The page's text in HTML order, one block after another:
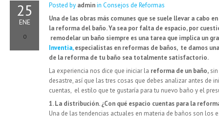
25
ENE
0
Posted by adminin Consejos de Reformas
Una de las obras más comunes que se suele llevar a cabo
la reforma del baño. Ya sea por falta de espacio, por
remodelar un baño siempre es una tarea que implica un
Inventia,especialistas en reformas de baños, te damos
de la reforma de tu baño sea totalmente satisfactorio.
La experiencia nos dice que iniciar la reforma de un baño,
desastre, así que las tres cosas que debes analizar antes de
cuentas, el estilo que te gustaría para tu nuevo baño y el
1. La distribución. ¿Con qué espacio cuentas para la
Una de las tendencias actuales en materia de baños son los